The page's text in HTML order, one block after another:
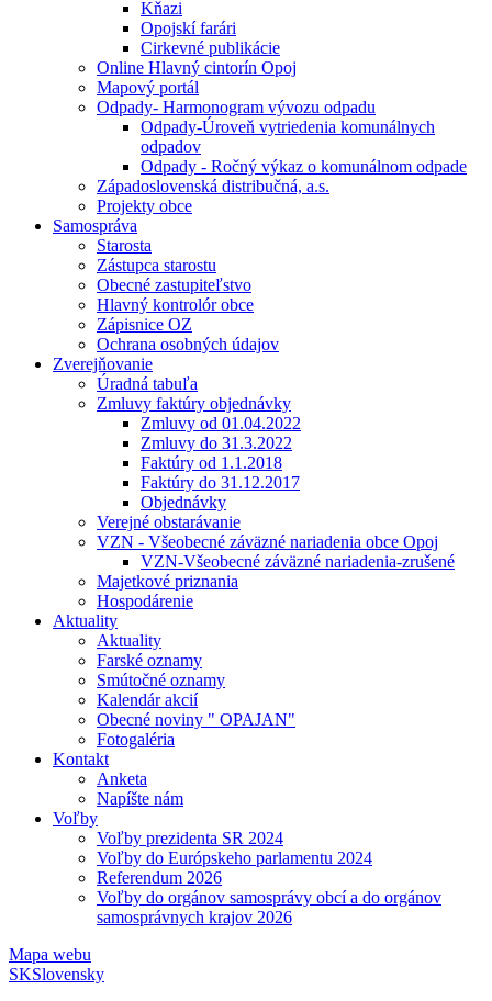
Kňazi
Opojskí farári
Cirkevné publikácie
Online Hlavný cintorín Opoj
Mapový portál
Odpady- Harmonogram vývozu odpadu
Odpady-Úroveň vytriedenia komunálnych
odpadov
Odpady - Ročný výkaz o komunálnom odpade
Západoslovenská distribučná, a.s.
Projekty obce
Samospráva
Starosta
Zástupca starostu
Obecné zastupiteľstvo
Hlavný kontrolór obce
Zápisnice OZ
Ochrana osobných údajov
Zverejňovanie
Úradná tabuľa
Zmluvy faktúry objednávky
Zmluvy od 01.04.2022
Zmluvy do 31.3.2022
Faktúry od 1.1.2018
Faktúry do 31.12.2017
Objednávky
Verejné obstarávanie
VZN - Všeobecné záväzné nariadenia obce Opoj
VZN-Všeobecné záväzné nariadenia-zrušené
Majetkové priznania
Hospodárenie
Aktuality
Aktuality
Farské oznamy
Smútočné oznamy
Kalendár akcií
Obecné noviny " OPAJAN"
Fotogaléria
Kontakt
Anketa
Napíšte nám
Voľby
Voľby prezidenta SR 2024
Voľby do Európskeho parlamentu 2024
Referendum 2026
Voľby do orgánov samosprávy obcí a do orgánov
samosprávnych krajov 2026
Mapa webu
SKSlovensky